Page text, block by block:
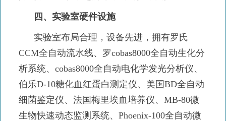
四、实验室硬件设施
实验室布局合理，设备先进，拥有罗氏
CCM全自动流水线、罗cobas8000全自动生化分
析系统、cobas8000全自动电化学发光分析仪、
伯乐D-10糖化血红蛋白测定仪、美国BD全自动
细菌鉴定仪、法国梅里埃血培养仪、MB-80微
生物快速动态监测系统、Phoenix-100全自动微